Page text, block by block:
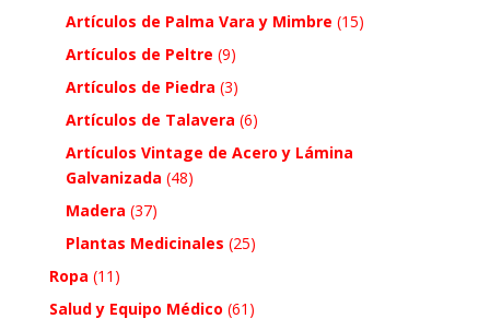
Artículos de Palma Vara y Mimbre (15)
Artículos de Peltre (9)
Artículos de Piedra (3)
Artículos de Talavera (6)
Artículos Vintage de Acero y Lámina
Galvanizada (48)
Madera (37)
Plantas Medicinales (25)
Ropa (11)
Salud y Equipo Médico (61)